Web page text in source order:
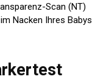
Scan (NT)
Nacken Ihres Babys